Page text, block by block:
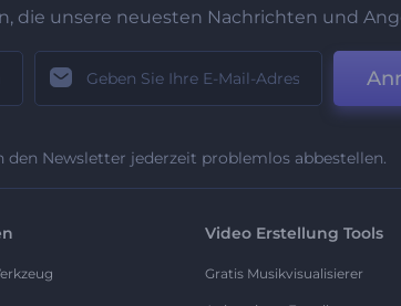
die unsere neuesten Nachrichten und
den Newsletter jederzeit problemlos abbestellen.
Video Erstellung Tools
Gratis Musikvisualisierer